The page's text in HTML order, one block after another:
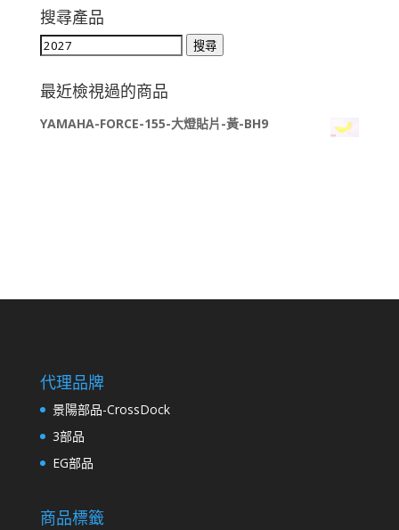
搜尋產品
搜
關
鍵
字:
搜尋
最近檢視過的商品
YAMAHA-FORCE-155-大燈貼片-黃-BH9
代理品牌
景陽部品-CrossDock
3部品
EG部品
商品標籤